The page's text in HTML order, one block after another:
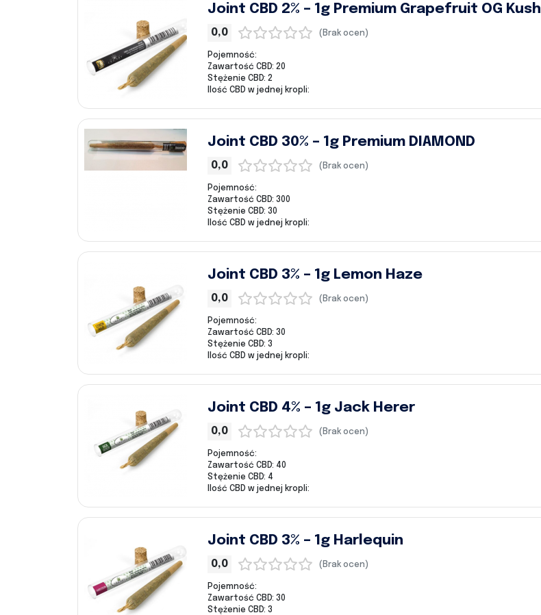
Joint CBD 2% – 1g Premium Grapefruit OG Kush
0,0 (Brak ocen)
Pojemność:
Zawartość CBD: 20
Stężenie CBD: 2
Ilość CBD w jednej kropli:
Joint CBD 30% – 1g Premium DIAMOND
0,0 (Brak ocen)
Pojemność:
Zawartość CBD: 300
Stężenie CBD: 30
Ilość CBD w jednej kropli:
Joint CBD 3% – 1g Lemon Haze
0,0 (Brak ocen)
Pojemność:
Zawartość CBD: 30
Stężenie CBD: 3
Ilość CBD w jednej kropli:
Joint CBD 4% – 1g Jack Herer
0,0 (Brak ocen)
Pojemność:
Zawartość CBD: 40
Stężenie CBD: 4
Ilość CBD w jednej kropli:
Joint CBD 3% – 1g Harlequin
0,0 (Brak ocen)
Pojemność:
Zawartość CBD: 30
Stężenie CBD: 3